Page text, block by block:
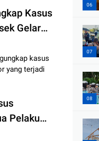
Kasus
Gelar
kasus
yang terjadi
Pelaku